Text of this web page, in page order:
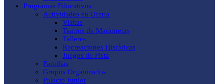
Programas Educativos
Actividades en Oferta
Visitas
Teatros de Marionetas
Talleres
Recreaciones Históricas
Juegos de Pista
Familias
Grupos Organizados
Palacio Junior